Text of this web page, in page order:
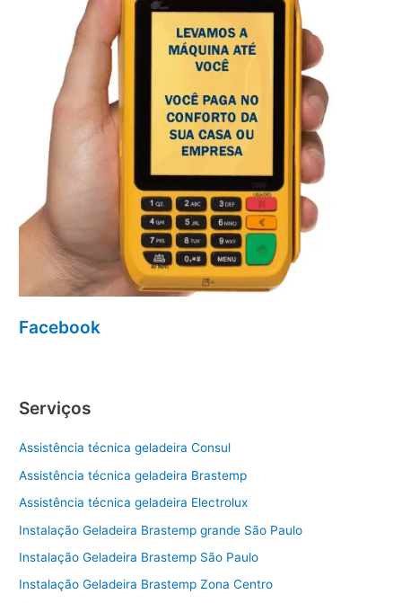
Facebook
Serviços
Assistência técnica geladeira Consul
Assistência técnica geladeira Brastemp
Assistência técnica geladeira Electrolux
Instalação Geladeira Brastemp grande São Paulo
Instalação Geladeira Brastemp São Paulo
Instalação Geladeira Brastemp Zona Centro